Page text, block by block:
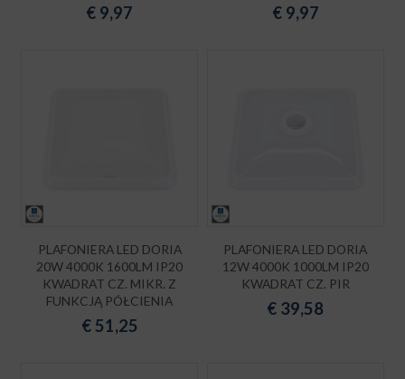
€ 9,97 € 9,97
PLAFONIERA LED DORIA
20W 4000K 1600LM IP20
KWADRAT CZ. MIKR. Z
FUNKCJĄ PÓŁCIENIA
€51,25
PLAFONIERA LED DORIA
12W 4000K 1000LM IP20
KWADRAT CZ. PIR
€ 39,58